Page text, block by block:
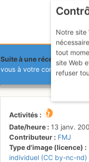
Suite à une récente et
vous à votre compte sur le
PP dans
Activités
Date/heure
13 janv.
Contributeur
FMJ
Type d'image (licence)
individuel (CC by-nc-nd)
Notre site
tout
site Web
refuser